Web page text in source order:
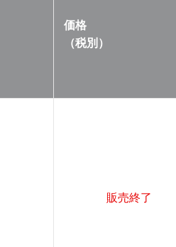
価格
（税別）
販売終了